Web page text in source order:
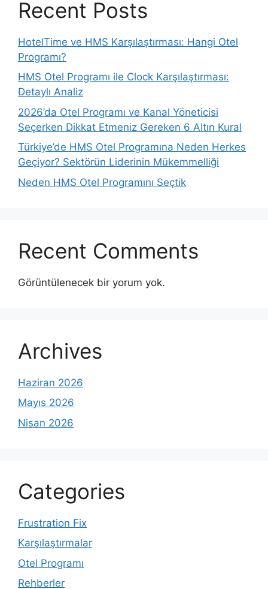
Recent Posts
HotelTime ve HMS Karşılaştırması: Hangi Otel
Programı?
HMS Otel Programı ile Clock Karşılaştırması:
Detaylı Analiz
2026’da Otel Programı ve Kanal Yöneticisi
Seçerken Dikkat Etmeniz Gereken 6 Altın Kural
Türkiye’de HMS Otel Programına Neden Herkes
Geçiyor? Sektörün Liderinin Mükemmelliği
Neden HMS Otel Programını Seçtik
Recent Comments
Görüntülenecek bir yorum yok.
Archives
Haziran 2026
Mayıs 2026
Nisan 2026
Categories
Frustration Fix
Karşılaştırmalar
Otel Programı
Rehberler